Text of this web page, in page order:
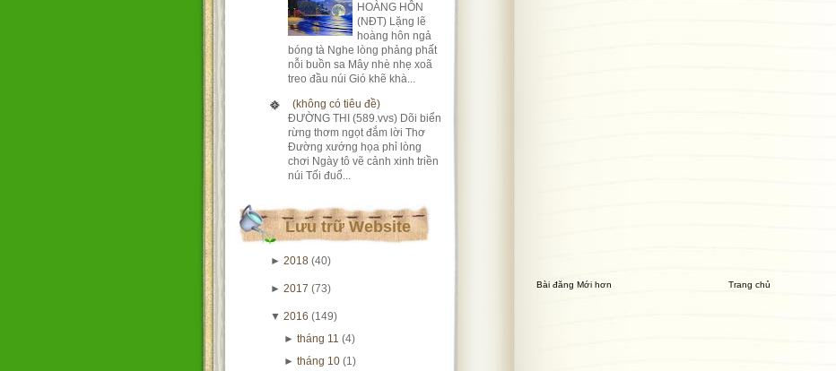
HOÀNG HÔN
(NĐT) Lặng lẽ
hoàng hôn ngả
bóng tà Nghe lòng phảng phất
nỗi buồn sa Mây nhè nhẹ xoã
treo đầu núi Gió khẽ khà...
(không có tiêu đề)
ĐƯỜNG THI (589.vvs) Dõi biển
rừng thơm ngọt đắm lời Thơ
Đường xướng họa phỉ lòng
chơi Ngày tô vẽ cảnh xinh triền
núi Tối đuổ...
Lưu trữ Website
► 2018 (40)
► 2017 (73)
▼ 2016 (149)
► tháng 11 (4)
► tháng 10 (1)
Bài đăng Mới hơn Trang chủ